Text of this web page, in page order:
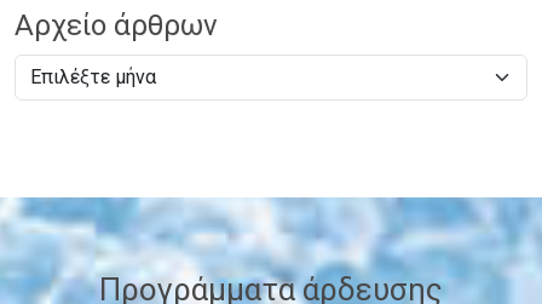
Αρχείο άρθρων
Προγράμματα άρδευσης